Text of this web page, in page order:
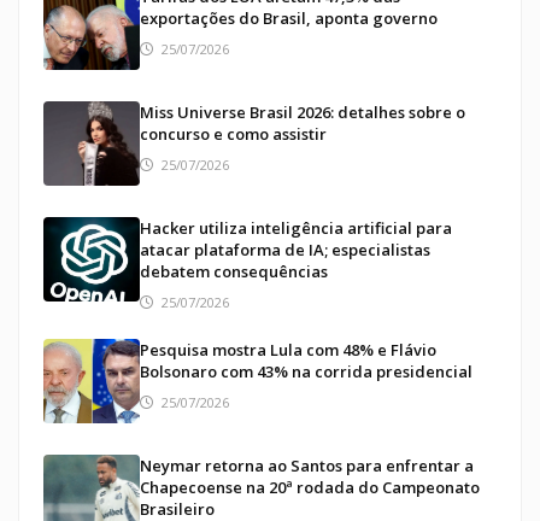
exportações do Brasil, aponta governo
25/07/2026
Miss Universe Brasil 2026: detalhes sobre o
concurso e como assistir
25/07/2026
Hacker utiliza inteligência artificial para
atacar plataforma de IA; especialistas
debatem consequências
25/07/2026
Pesquisa mostra Lula com 48% e Flávio
Bolsonaro com 43% na corrida presidencial
25/07/2026
Neymar retorna ao Santos para enfrentar a
Chapecoense na 20ª rodada do Campeonato
Brasileiro